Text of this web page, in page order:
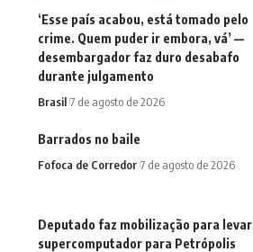
‘Esse país acabou, está tomado pelo
crime. Quem puder ir embora, vá’ —
desembargador faz duro desabafo
durante julgamento
Brasil 7 de agosto de 2026
Barrados no baile
Fofoca de Corredor 7 de agosto de 2026
Deputado faz mobilização para levar
supercomputador para Petrópolis